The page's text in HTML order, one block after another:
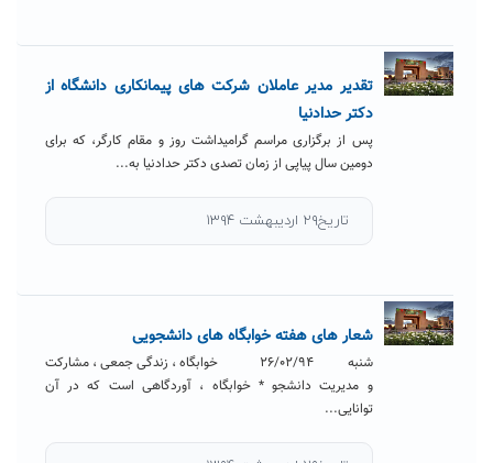
تقدیر مدیر عاملان شرکت های پیمانکاری دانشگاه از
دکتر حدادنیا
پس از برگزاری مراسم گرامیداشت روز و مقام کارگر، که برای
دومین سال پیاپی از زمان تصدی دکتر حدادنیا به...
تاریخ۲۹ اردیبهشت ۱۳۹۴
شعار های هفته خوابگاه های دانشجویی
شنبه ۲۶/۰۲/۹۴ خوابگاه ، زندگی جمعی ، مشارکت
و مدیریت دانشجو * خوابگاه ، آوردگاهی است که در آن
توانایی...